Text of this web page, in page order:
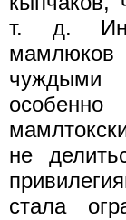
т. д.
не
стала